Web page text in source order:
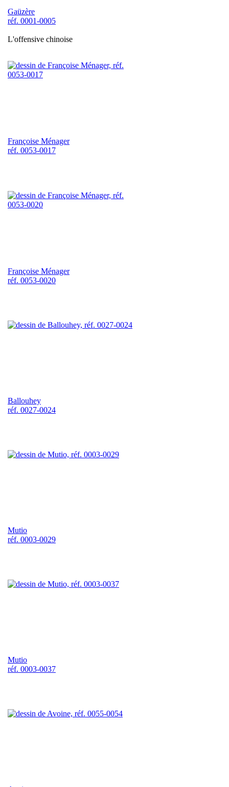
Gaüzère
réf. 0001-0005
L'offensive chinoise
Françoise Ménager
réf. 0053-0017
Françoise Ménager
réf. 0053-0020
Ballouhey
réf. 0027-0024
Mutio
réf. 0003-0029
Mutio
réf. 0003-0037